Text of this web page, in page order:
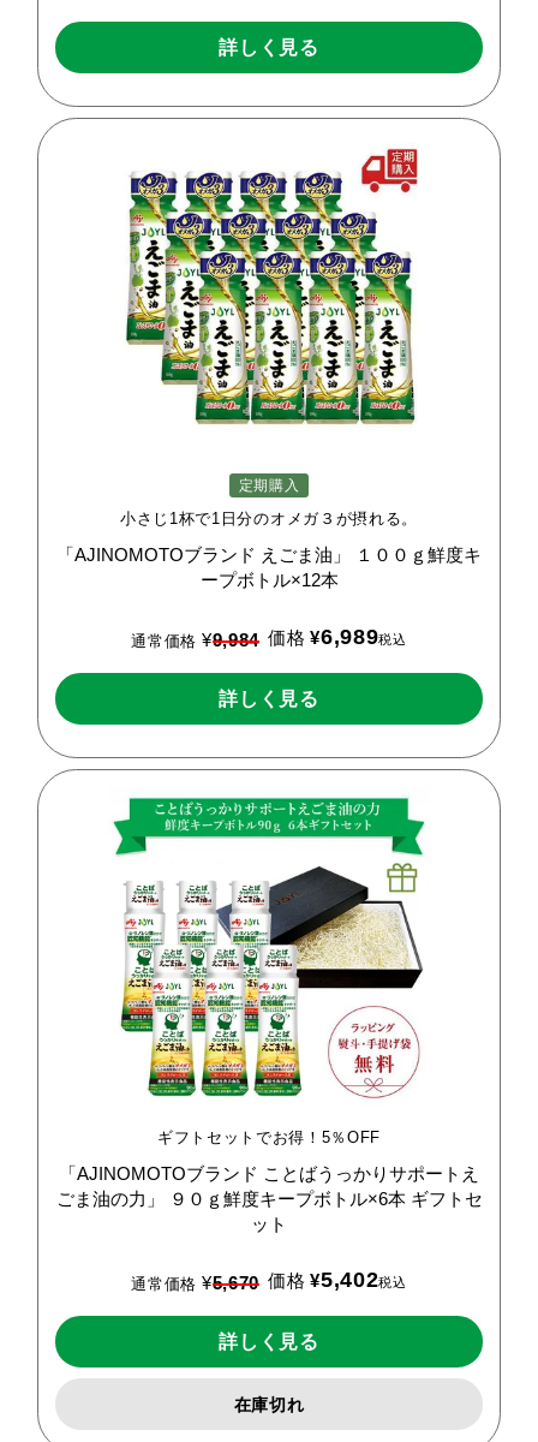
詳しく見る
定期購入
小さじ1杯で1日分のオメガ３が摂れる。
「AJINOMOTOブランド えごま油」
１００ｇ鮮度キ
ープボトル×12本
通常価格 ¥9,984 価格 ¥6,989税込
詳しく見る
ギフトセットでお得！5％OFF
「AJINOMOTOブランド ことばうっかりサポートえ
ごま油の力」
９０ｇ鮮度キープボトル×6本 ギフトセ
ット
通常価格 ¥5,670 価格 ¥5,402税込
詳しく見る
在庫切れ